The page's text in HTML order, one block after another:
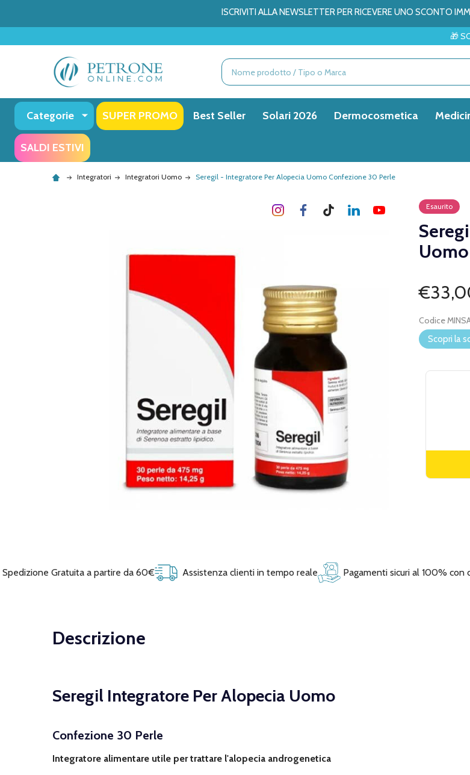
ISCRIVITI ALLA NEWSLETTER PER RICEVERE UNO SCONTO
🎁 SCOPRI LE
Ricerca
Categorie SUPER PROMO Best Seller Solari 2026 Dermocosmetica
SALDI ESTIVI
Integratori Integratori Uomo Seregil - Integratore Per Alopecia Uomo Confezione 30 Perle
Esaurito
Codice
Scopri la
Spedizione Gratuita a partire da 60€ Assistenza clienti in tempo reale Pagamenti sicuri al 100% con
Descrizione
Seregil Integratore Per Alopecia Uomo
Confezione 30 Perle
Integratore alimentare utile per trattare l'alopecia androgenetica